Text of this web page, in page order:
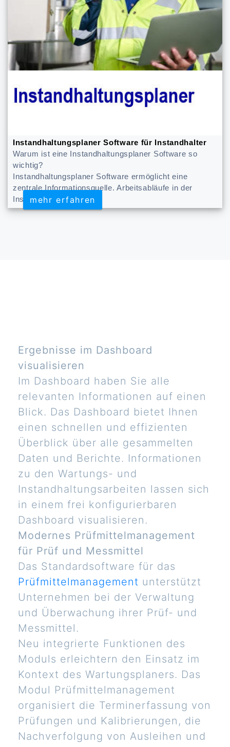
Instandhaltungsplaner Software für Instandhalter
Warum ist eine Instandhaltungsplaner Software so
wichtig?
Instandhaltungsplaner Software ermöglicht eine
zentrale Informationsquelle. Arbeitsabläufe in der
Instandhaltung planen
mehr erfahren
mehr erfahren
Ergebnisse im Dashboard
visualisieren
Im Dashboard haben Sie alle
relevanten Informationen auf einen
Blick. Das Dashboard bietet Ihnen
einen schnellen und effizienten
Überblick über alle gesammelten
Daten und Berichte. Informationen
zu den Wartungs- und
Instandhaltungsarbeiten lassen sich
in einem frei konfigurierbaren
Dashboard visualisieren.
Modernes Prüfmittelmanagement
für Prüf und Messmittel
Das Standardsoftware für das
Prüfmittelmanagement unterstützt
Unternehmen bei der Verwaltung
und Überwachung ihrer Prüf- und
Messmittel.
Neu integrierte Funktionen des
Moduls erleichtern den Einsatz im
Kontext des Wartungsplaners. Das
Modul Prüfmittelmanagement
organisiert die Terminerfassung von
Prüfungen und Kalibrierungen, die
Nachverfolgung von Ausleihen und